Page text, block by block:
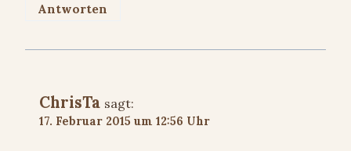
Antworten
ChrisTa sagt:
17. Februar 2015 um 12:56 Uhr